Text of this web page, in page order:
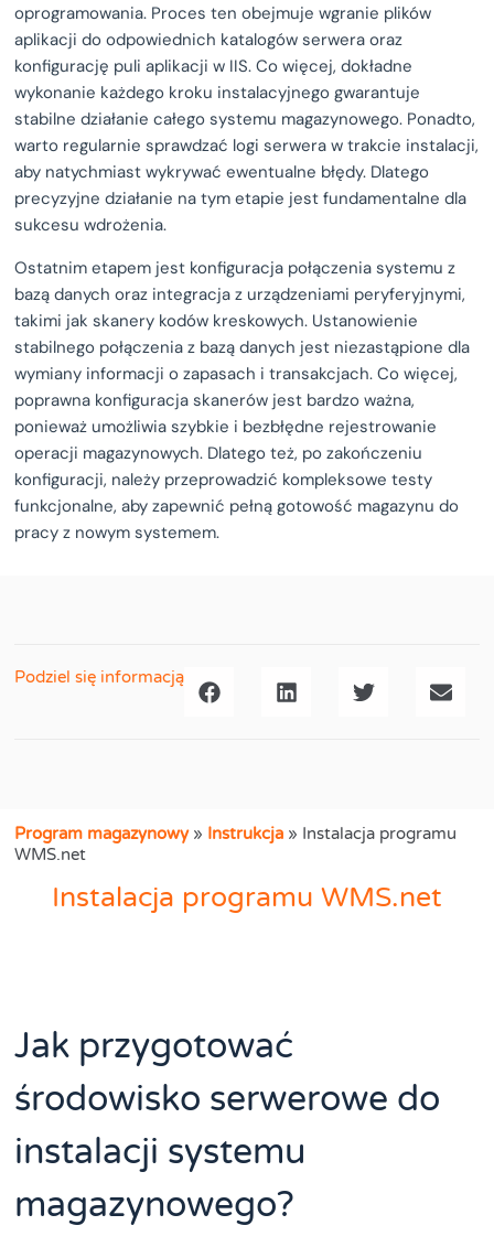
oprogramowania. Proces ten obejmuje wgranie plików
aplikacji do odpowiednich katalogów serwera oraz
konfigurację puli aplikacji w IIS. Co więcej, dokładne
wykonanie każdego kroku instalacyjnego gwarantuje
stabilne działanie całego systemu magazynowego. Ponadto,
warto regularnie sprawdzać logi serwera w trakcie instalacji,
aby natychmiast wykrywać ewentualne błędy. Dlatego
precyzyjne działanie na tym etapie jest fundamentalne dla
sukcesu wdrożenia.
Ostatnim etapem jest konfiguracja połączenia systemu z
bazą danych oraz integracja z urządzeniami peryferyjnymi,
takimi jak skanery kodów kreskowych. Ustanowienie
stabilnego połączenia z bazą danych jest niezastąpione dla
wymiany informacji o zapasach i transakcjach. Co więcej,
poprawna konfiguracja skanerów jest bardzo ważna,
ponieważ umożliwia szybkie i bezbłędne rejestrowanie
operacji magazynowych. Dlatego też, po zakończeniu
konfiguracji, należy przeprowadzić kompleksowe testy
funkcjonalne, aby zapewnić pełną gotowość magazynu do
pracy z nowym systemem.
Podziel się informacją
Program magazynowy» Instrukcja » Instalacja programu
WMS.net
Instalacja programu WMS.net
Jak przygotować
środowisko serwerowe do
instalacji systemu
magazynowego?